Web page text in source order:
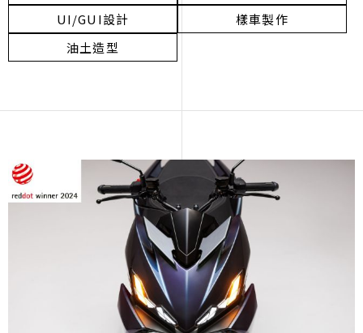
UI/GUI設計
樣車製作
油土造型